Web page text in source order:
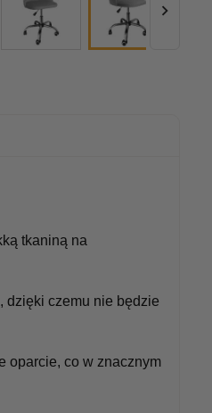

tkaniną na
dzięki czemu nie będzie
oparcie, co w znacznym